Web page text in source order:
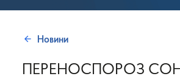
Новини
ПЕРЕНОСПОРОЗ